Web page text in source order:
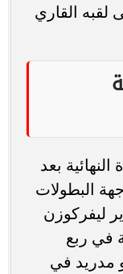
لقبه القاري
بعد
البطولات
ليفركوزن
في ربع
مدريد في